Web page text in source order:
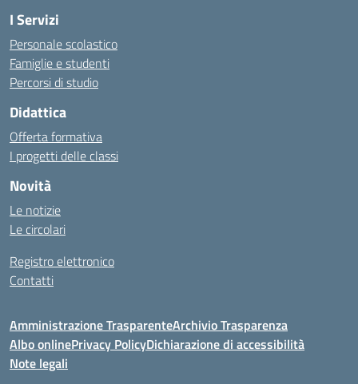
I Servizi
Personale scolastico
Famiglie e studenti
Percorsi di studio
Didattica
Offerta formativa
I progetti delle classi
Novità
Le notizie
Le circolari
Registro elettronico
Contatti
Amministrazione TrasparenteArchivio Trasparenza
Albo onlinePrivacy PolicyDichiarazione di accessibilità
Note legali